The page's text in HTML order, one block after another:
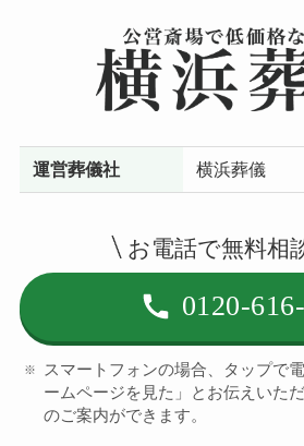
運営葬儀社 横浜葬儀
お電話で無料相
0120-
スマートフォンの場合、タップで
ームページを見た」とお伝えいた
のご案内ができます。